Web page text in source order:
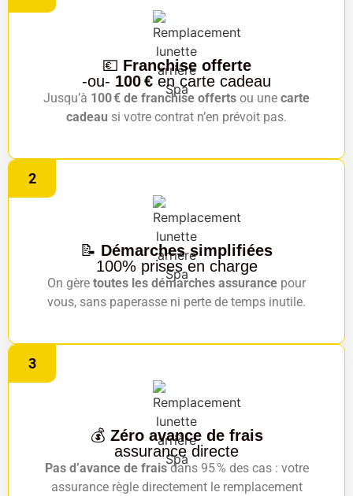
💶 Franchise offerte
-ou- 100 € en carte cadeau
Jusqu’à 100 € de franchise offerts ou une carte
cadeau si votre contrat n’en prévoit pas.
2
📝 Démarches simplifiées
100% prises en charge
On gère toutes les démarches assurance pour
vous, sans paperasse ni perte de temps inutile.
3
💰 Zéro avance de frais
assurance directe
Pas d’avance de fraisdans 95 % des cas : votre
assurance règle directement le remplacement